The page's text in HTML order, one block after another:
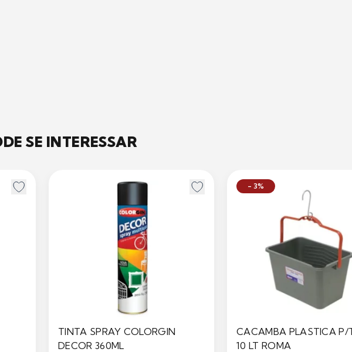
SE INTERESSAR
TINTA SPRAY COLORGIN
DECOR 360ML
CACAMBA PLASTICA P/
10 LT ROMA
- 3%